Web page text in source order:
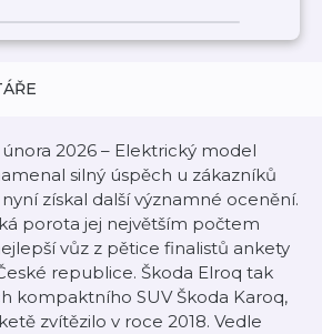
února 2026 – Elektrický model
silný úspěch u zákazníků
získal další významné ocenění.
porota jej největším počtem
vůz z pětice finalistů ankety
republice. Škoda Elroq tak
kompaktního SUV Škoda Karoq,
zvítězilo v roce 2018. Vedle